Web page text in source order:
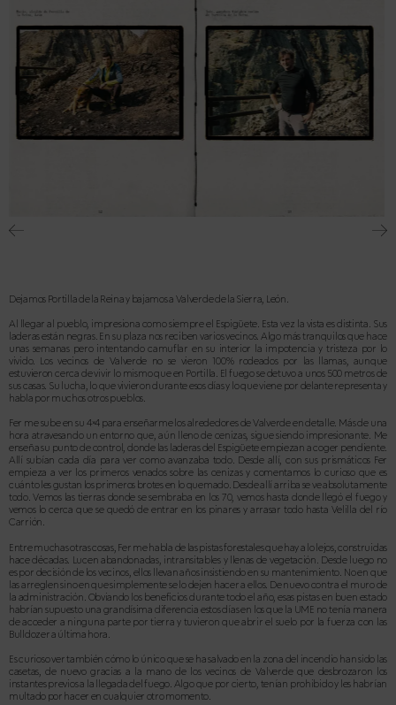
Dejamos Portilla de la Reina y bajamos a Valverde de la Sierra, León.
Al llegar al pueblo, impresiona como siempre el Espigüete. Esta vez la vista es distinta. Sus
laderas están negras. En su plaza nos reciben varios vecinos. Algo más tranquilos que hace
unas semanas pero intentando camuflar en su interior la impotencia y tristeza por lo
vivido. Los vecinos de Valverde no se vieron 100% rodeados por las llamas, aunque
estuvieron cerca de vivir lo mismo que en Portilla. El fuego se detuvo a unos 500 metros de
sus casas. Su lucha, lo que vivieron durante esos días y lo que viene por delante representa y
habla por muchos otros pueblos.
Fer me sube en su 4×4 para enseñarme los alrededores de Valverde en detalle. Más de una
hora atravesando un entorno que, aún lleno de cenizas, sigue siendo impresionante. Me
enseña su punto de control, donde las laderas del Espigüete empiezan a coger pendiente.
Allí subían cada día para ver como avanzaba todo. Desde allí, con sus prismáticos Fer
empieza a ver los primeros venados sobre las cenizas y comentamos lo curioso que es
cuánto les gustan los primeros brotes en lo quemado. Desde allí arriba se ve absolutamente
todo. Vemos las tierras donde se sembraba en los 70, vemos hasta donde llegó el fuego y
vemos lo cerca que se quedó de entrar en los pinares y arrasar todo hasta Velilla del río
Carrión.
Entre muchas otras cosas, Fer me habla de las pistas forestales que hay a lo lejos, construidas
hace décadas. Lucen abandonadas, intransitables y llenas de vegetación. Desde luego no
es por decisión de los vecinos, ellos llevan años insistiendo en su mantenimiento. No en que
las arreglen sino en que simplemente se lo dejen hacer a ellos. De nuevo contra el muro de
la administración. Obviando los beneficios durante todo el año, esas pistas en buen estado
habrían supuesto una grandísima diferencia estos días en los que la UME no tenía manera
de acceder a ninguna parte por tierra y tuvieron que abrir el suelo por la fuerza con las
Bulldozer a última hora.
Es curioso ver también cómo lo único que se ha salvado en la zona del incendio han sido las
casetas, de nuevo gracias a la mano de los vecinos de Valverde que desbrozaron los
instantes previos a la llegada del fuego. Algo que por cierto, tenían prohibido y les habrían
multado por hacer en cualquier otro momento.